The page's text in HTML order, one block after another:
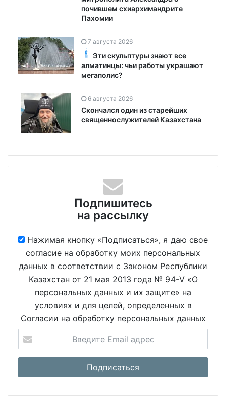
почившем схиархимандрите
Пахомии
7 августа 2026
Эти скульптуры знают все
алматинцы: чьи работы украшают
мегаполис?
6 августа 2026
Скончался один из старейших
священнослужителей Казахстана
Подпишитесь
на рассылку
Нажимая кнопку «Подписаться», я даю свое
согласие на обработку моих персональных
данных в соответствии с Законом Республики
Казахстан от 21 мая 2013 года № 94-V «О
персональных данных и их защите» на
условиях и для целей, определенных в
Согласии на обработку персональных данных